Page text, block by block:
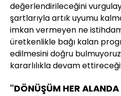
değerlendirileceğini
şartlarıyla artık uyumu
imkan vermeyen ne
üretkenlikle bağı kalan
edilmesini doğru
kararlılıkla devam
"DÖNÜŞÜM HER